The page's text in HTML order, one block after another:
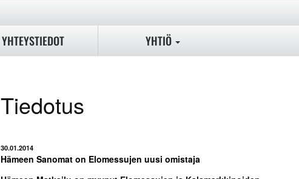
YHTEYSTIEDOT YHTIÖ
Tiedotus
30.01.2014
Hämeen Sanomat on Elomessujen uusi omistaja